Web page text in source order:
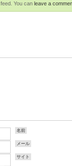
feed. You can leave a
名前
メール
サイト